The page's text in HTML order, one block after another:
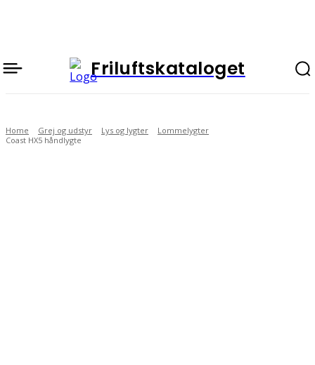
Friluftskataloget
Home Grej og udstyr Lys og lygter
Lommelygter
Coast HX5 håndlygte